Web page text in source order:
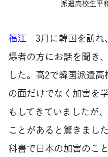
派遣高校生平
福江 3月に韓国を訪れ
爆者の方にお話を聞き
した。高2で韓国派遣
の面だけでなく加害を
もしてきていましたが
ことがあると驚きまし
科書で日本の加害のこ